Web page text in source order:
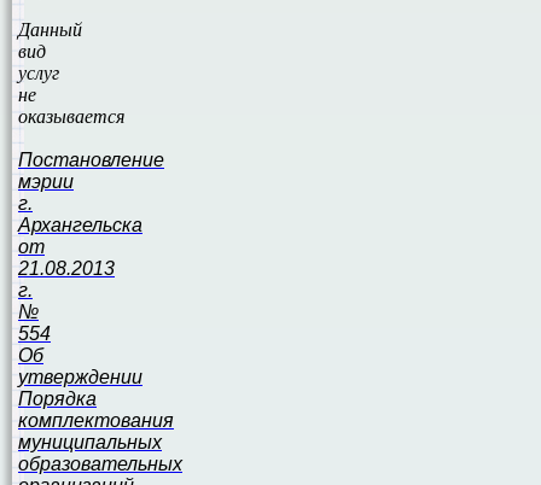
Данный
вид
услуг
не
оказывается
Постановление
мэрии
г.
Архангельска
от
21.08.2013
г.
№
554
Об
утверждении
Порядка
комплектования
муниципальных
образовательных